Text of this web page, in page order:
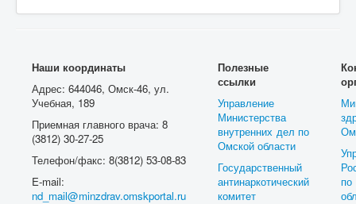
Наши координаты
Адрес: 644046, Омск-46, ул.
Учебная, 189
Приемная главного врача: 8
(3812) 30-27-25
Телефон/факс: 8(3812) 53-08-83
E-mail:
nd_mail@minzdrav.omskportal.ru
Полезные
ссылки
Управление
Министерства
внутренних дел по
Омской области
Государственный
антинаркотический
комитет